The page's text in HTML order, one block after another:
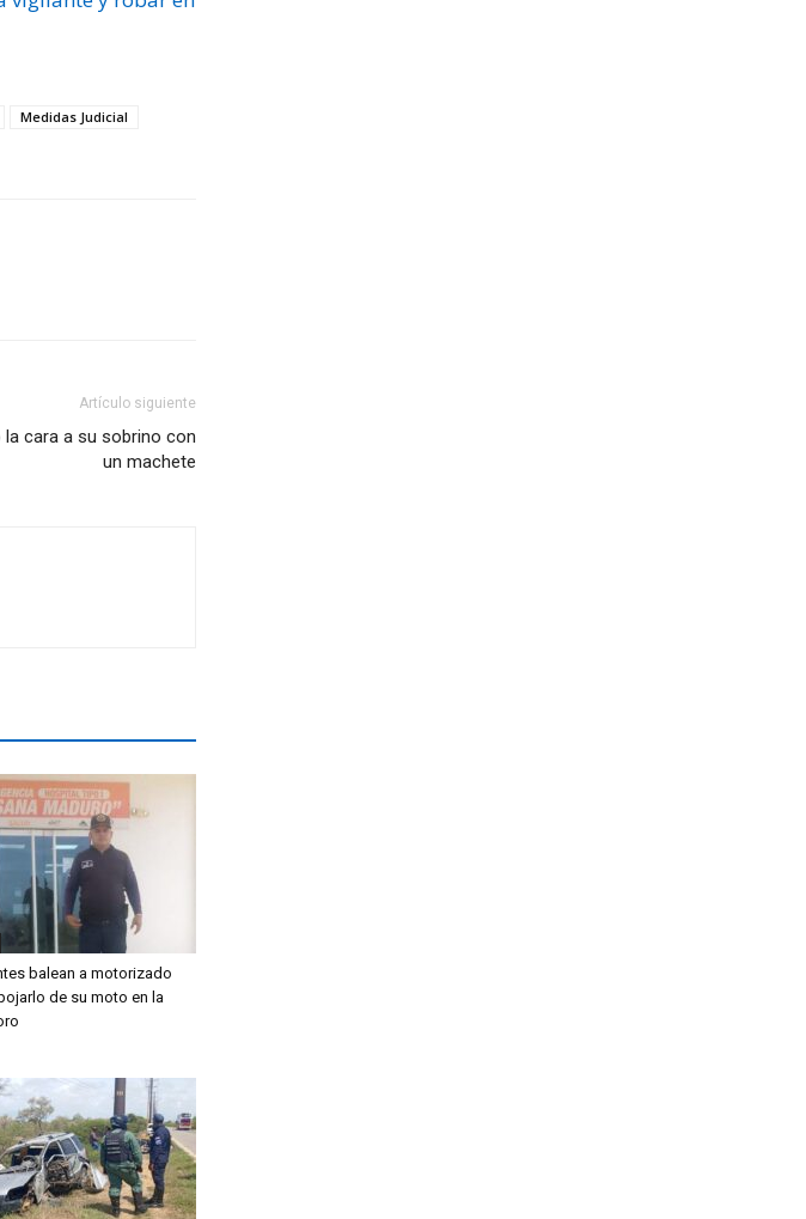
Medidas Judicial
Artículo siguiente
cara a su sobrino con
un machete
balean a motorizado
de su moto en la